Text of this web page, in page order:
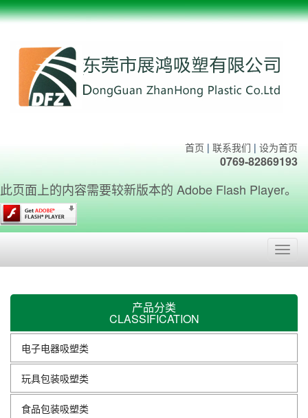
首页 | 联系我们 | 设为首页
0769-82869193
此页面上的内容需要较新版本的 Adobe Flash Player。
产品分类
CLASSIFICATION
电子电器吸塑类
玩具包装吸塑类
食品包装吸塑类